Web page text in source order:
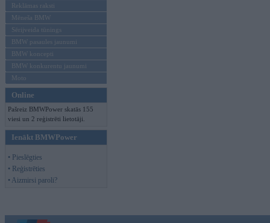
Reklāmas raksti
Mēneša BMW
Sērijveida tūnings
BMW pasaules jaunumi
BMW koncepti
BMW konkurentu jaunumi
Moto
Online
Pašreiz BMWPower skatās 155
viesi un 2 reģistrēti lietotāji.
Ienākt BMWPower
• Pieslēgties
• Reģistrēties
• Aizmirsi paroli?